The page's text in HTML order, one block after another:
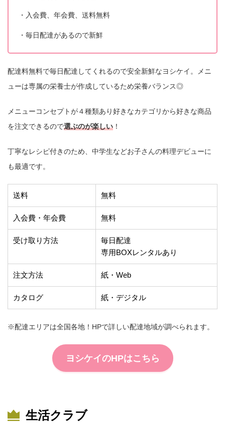
・入会費、年会費、送料無料
・毎日配達があるので新鮮
配達料無料で毎日配達してくれるので安全新鮮なヨシケイ。メニ
ューは専属の栄養士が作成しているため栄養バランス◎
メニューコンセプトが４種類あり好きなカテゴリから好きな商品
を注文できるので選ぶのが楽しい ！
丁寧なレシピ付きのため、中学生などお子さんの料理デビューに
も最適です。
送料 無料
入会費・年会費 無料
受け取り方法
毎日配達
専用BOXレンタルあり
注文方法 紙・Web
カタログ 紙・デジタル
※配達エリアは全国各地！HPで詳しい配達地域が調べられます。
ヨシケイのHPはこちら
生活クラブ